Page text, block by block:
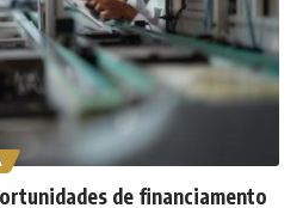
de financiamento